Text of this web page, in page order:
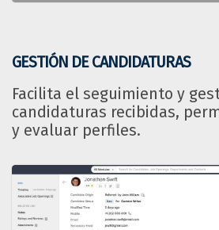
GESTIÓN DE CANDIDATURAS
Facilita el seguimiento y
candidaturas recibidas,
y evaluar perfiles.